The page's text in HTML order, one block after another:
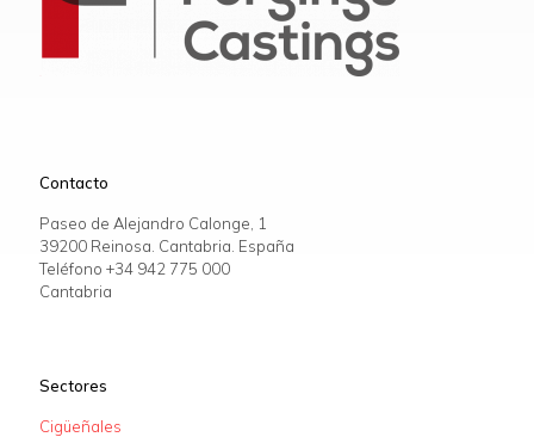
Contacto
Paseo de Alejandro Calonge, 1
39200 Reinosa. Cantabria. España
Teléfono +34 942 775 000
Cantabria
Sectores
Cigüeñales